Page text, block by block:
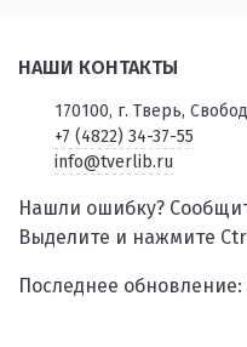
НАШИ КОНТАКТЫ
170100, г. Тверь,
+7 (4822) 34-37-55
info@tverlib.ru
Нашли ошибку?
Выделите и нажмите
Последнее обновление: